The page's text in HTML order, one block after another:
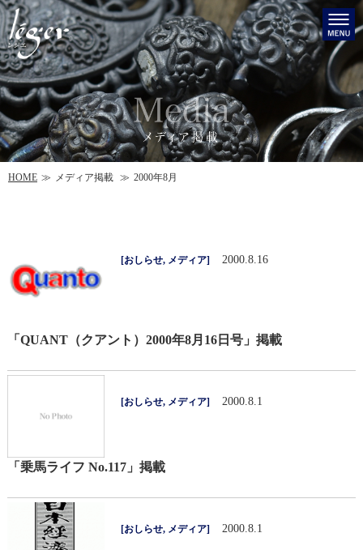
HOME メディア掲載 2000年8月
[おしらせ, メディア] 2000.8.16
「QUANT（クアント）2000年8月16日号」掲載
[おしらせ, メディア] 2000.8.1
「乗馬ライフ No.117」掲載
[おしらせ, メディア] 2000.8.1